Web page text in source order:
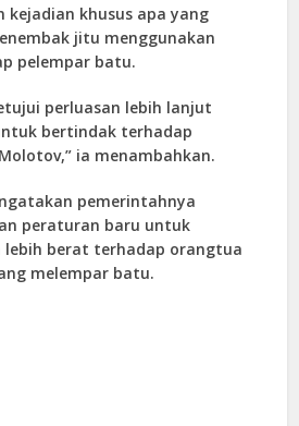
kejadian khusus apa yang
jitu menggunakan
pelempar batu.
perluasan lebih lanjut
bertindak terhadap
ia menambahkan.
pemerintahnya
peraturan baru untuk
lebih berat terhadap orangtua
melempar batu.